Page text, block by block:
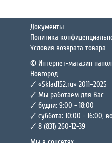
Документы
Политика
Условия возврата товара
© Интернет-магазин
Новгород
🗸 «Sklad152.ru» 2011–2025
🗸 Мы работаем для Вас
🗸 будни: 9:00 - 18:00
🗸 суббота: 10:00 - 16:00,
🗸 8 (831) 260-12-39